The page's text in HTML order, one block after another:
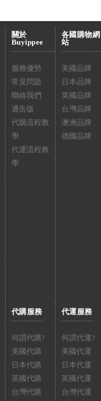
關於
Buyippee
服務優勢
常見問題
聯絡我們
通告版
代購流程教
學
代運流程教
學
各國購物網
站
美國品牌
日本品牌
英國品牌
台灣品牌
澳洲品牌
德國品牌
代購服務
何謂代購?
美國代購
日本代購
英國代購
台灣代購
代運服務
何謂代運?
美國代運
日本代運
英國代運
台灣代運